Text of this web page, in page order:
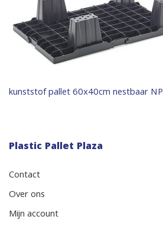
Bericht
kunststof pallet 60x40cm nestbaar NP
Plastic Pallet Plaza
Contact
Over ons
Mijn account